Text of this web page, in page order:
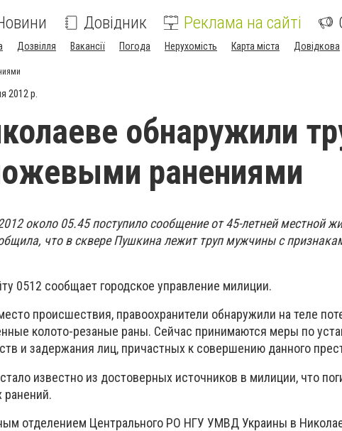
Довідник Реклама на сайті
Дозвілля Вакансії Погода Нерухомість Карта міста Довідкова
2012 р.
обнаружили
ранениями
около 05.45 поступило сообщение от 45-летней местной
чтов сквере Пушкиналежит труп мужчины с
0512 сообщает городское управление милиции.
происшествия, правоохранители обнаружили на теле
колото-резаные раны. Сейчас принимаются меры по
и задержания лиц, причастных к совершению данного
известно из достоверных источников в милиции, что
отделением Центрального РО НГУ УМВД Украины в